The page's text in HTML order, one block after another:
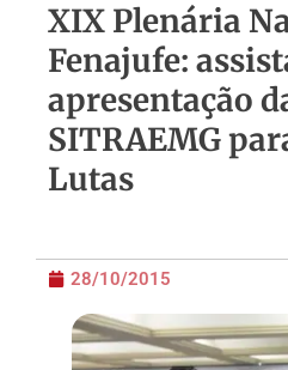
XIX Plenária
Fenajufe:
apresentação
SITRAEMG
Lutas
28/10/2015